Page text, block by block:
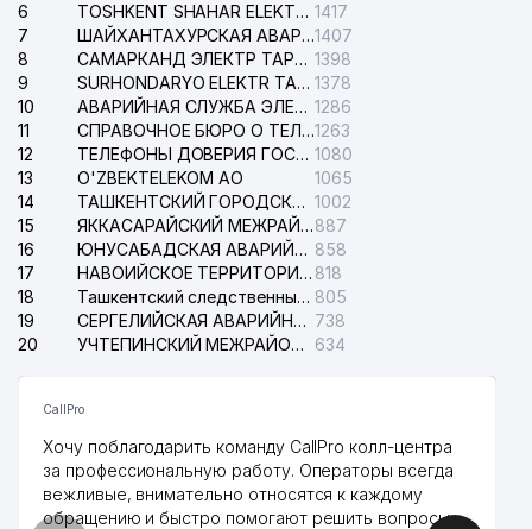
6
TOSHKENT SHAHAR ELEKTR TARMOQLARI KORXONASI АО 1417
7
ШАЙХАНТАХУРСКАЯ АВАРИЙНАЯ СЛУЖБА ЭЛЕКТРОСЕТИ1407
8
САМАРКАНД ЭЛЕКТР ТАРМОКЛАРИ АО 1398
9
SURHONDARYO ELEKTR TARMOKLARI АО 1378
10
АВАРИЙНАЯ СЛУЖБА ЭЛЕКТРОСЕТИ ТАШКЕНТСКОГО РАЙОНА 1286
11
СПРАВОЧНОЕ БЮРО О ТЕЛЕФОНАХ ОРГАНИЗАЦИЙ г. ТАШКЕНТА1263
12
ТЕЛЕФОНЫ ДОВЕРИЯ ГОСУДАРСТВЕННОГО ЦЕНТРА ТЕСТИРОВАНИЯ 1080
13
O'ZBEKTELEKOM АО
1065
14
ТАШКЕНТСКИЙ ГОРОДСКОЙ СУД ПО ГРАЖДАНСКИМ ДЕЛАМ 1002
15
ЯККАСАРАЙСКИЙ МЕЖРАЙОННЫЙ СУД ПО ГРАЖДАНСКИМ ДЕЛАМ887
16
ЮНУСАБАДСКАЯ АВАРИЙНАЯ СЛУЖБА ЭЛЕКТРОСЕТИ 858
17
НАВОИЙСКОЕ ТЕРРИТОРИАЛЬНОЕ ПРЕДПРИЯТИЕ ЭЛЕКТРОСЕТИ АО 818
18
Ташкентский следственный изолятор 805
19
СЕРГЕЛИЙСКАЯ АВАРИЙНАЯ СЛУЖБА ЭЛЕКТРОСЕТИ 738
20
УЧТЕПИНСКИЙ МЕЖРАЙОННЫЙ СУД ПО ГРАЖДАНСКИМ ДЕЛАМ 634
CallPro
Хочу поблагодарить команду CallPro колл-центра
за профессиональную работу. Операторы всегда
вежливые, внимательно относятся к каждому
обращению и быстро помогают решить вопросы.